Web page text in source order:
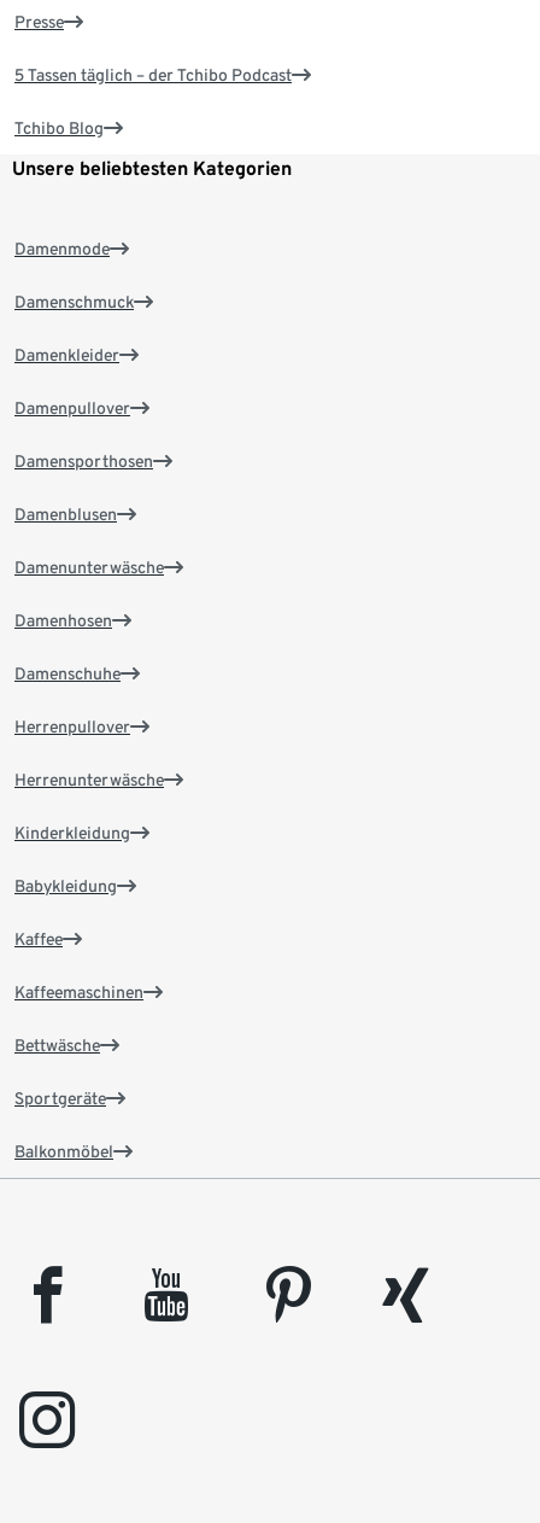
Presse
5 Tassen täglich – der Tchibo Podcast
Tchibo Blog
Unsere beliebtesten Kategorien
Damenmode
Damenschmuck
Damenkleider
Damenpullover
Damensporthosen
Damenblusen
Damenunterwäsche
Damenhosen
Damenschuhe
Herrenpullover
Herrenunterwäsche
Kinderkleidung
Babykleidung
Kaffee
Kaffeemaschinen
Bettwäsche
Sportgeräte
Balkonmöbel
facebook youtube pinterest
xing
instagram